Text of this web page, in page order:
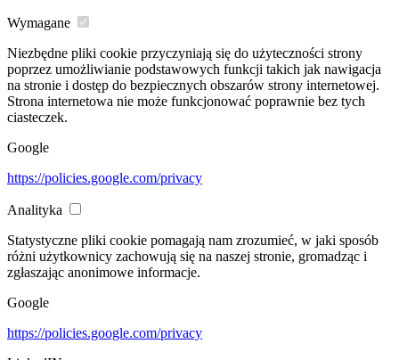
Wymagane
Niezbędne pliki cookie przyczyniają się do użyteczności strony
poprzez umożliwianie podstawowych funkcji takich jak nawigacja
na stronie i dostęp do bezpiecznych obszarów strony internetowej.
Strona internetowa nie może funkcjonować poprawnie bez tych
ciasteczek.
Google
https://policies.google.com/privacy
Analityka
Statystyczne pliki cookie pomagają nam zrozumieć, w jaki sposób
różni użytkownicy zachowują się na naszej stronie, gromadząc i
zgłaszając anonimowe informacje.
Google
https://policies.google.com/privacy